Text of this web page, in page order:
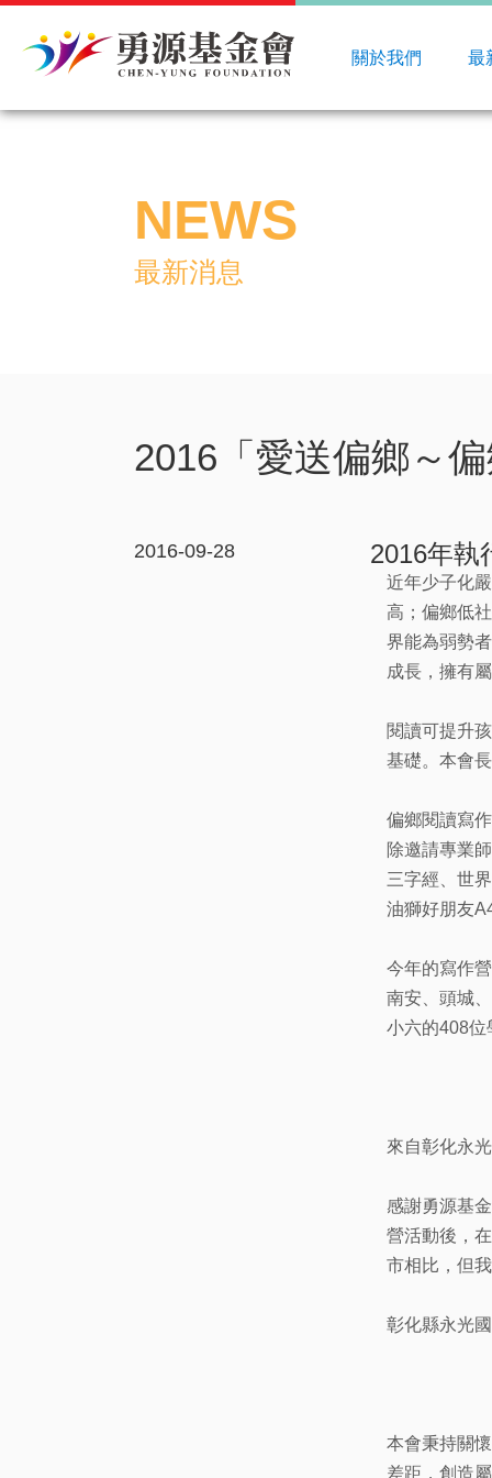
關於我們 最
NEWS
最新消息
2016「愛送偏鄉～
2016-09-28 2016年執
近年少子化
高；偏鄉低
界能為弱勢
成長，擁有
閱讀可提升
基礎。本會
偏鄉閱讀寫
除邀請專業
三字經、世
油獅好朋友
今年的寫作
南安、頭城
小六的408位
來自彰化永
感謝勇源基
營活動後，
市相比，但
彰化縣永光
本會秉持關
差距，創造